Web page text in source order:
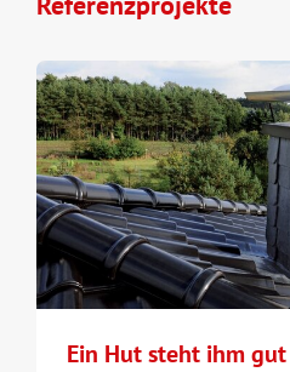
Ein Hut steht ihm gut